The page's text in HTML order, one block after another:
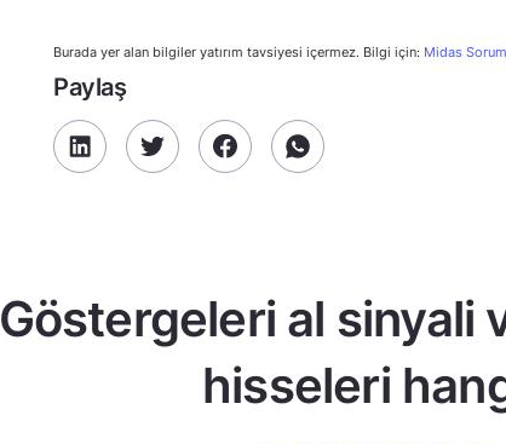
Burada yer alan bilgiler yatırım tavsiyesi içermez. Bilgi için: Midas
Paylaş
Göstergeleri al sinyali
hisseleri